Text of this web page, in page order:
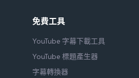
免費工具
YouTube 字幕下載工具
YouTube 標題產生器
字幕轉換器